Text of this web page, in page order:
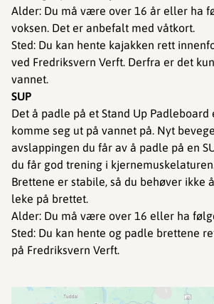
Alder: Du må være over 16 år eller ha
voksen. Det er anbefalt med våtkort.
Sted: Du kan hente kajakken rett
ved Fredriksvern Verft. Derfra er det
vannet.
SUP
Det å padle på et Stand Up
komme seg ut på vannet på. Nyt
avslappingen du får av å padle på en
du får god trening i
Brettene er stabile, så du behøver ikke
leke på brettet.
Alder: Du må være over 16 eller ha
Sted: ​​​​​Du kan hente og padle brettene
på Fredriksvern Verft.